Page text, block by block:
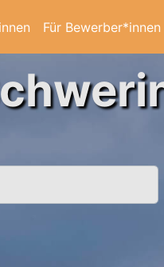
Für Bewerber*innen